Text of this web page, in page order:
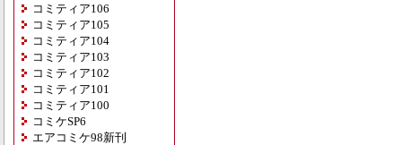
コミティア106
コミティア105
コミティア104
コミティア103
コミティア102
コミティア101
コミティア100
コミケSP6
エアコミケ98新刊